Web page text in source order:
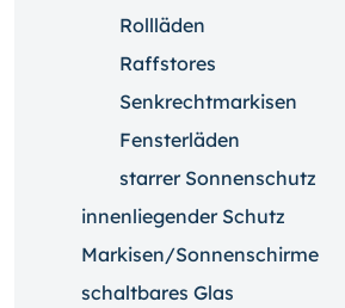
Rollläden
Raffstores
Senkrechtmarkisen
Fensterläden
starrer Sonnenschutz
innenliegender Schutz
Markisen/Sonnenschirme
schaltbares Glas